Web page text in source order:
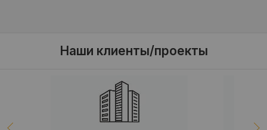
Наши клиенты/проекты